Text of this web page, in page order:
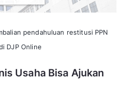
pendahuluan restitusi PPN
DJP Online
Usaha Bisa Ajukan